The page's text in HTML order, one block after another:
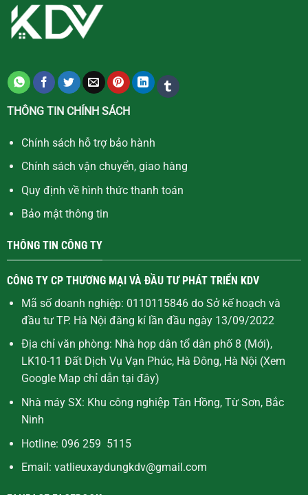
THÔNG TIN CHÍNH SÁCH
Chính sách hỗ trợ bảo hành
Chính sách vận chuyển, giao hàng
Quy định về hình thức thanh toán
Bảo mật thông tin
THÔNG TIN CÔNG TY
CÔNG TY CP THƯƠNG MẠI VÀ ĐẦU TƯ PHÁT TRIỂN KDV
Mã số doanh nghiệp: 0110115846 do Sở kế hoạch và
đầu tư TP. Hà Nội đăng kí lần đầu ngày 13/09/2022
Địa chỉ văn phòng: Nhà họp dân tổ dân phố 8 (Mới),
LK10-11 Đất Dịch Vụ Vạn Phúc, Hà Đông, Hà Nội (Xem
Google Map chỉ dẫn tại đây)
Nhà máy SX: Khu công nghiệp Tân Hồng, Từ Sơn, Bắc
Ninh
Hotline: 096 259 5115
Email: vatlieuxaydungkdv@gmail.com